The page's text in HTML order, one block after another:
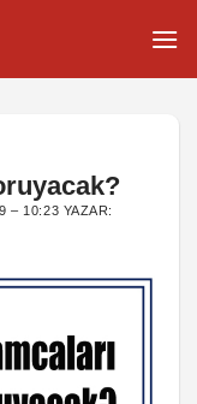
– 10:23 YAZAR: